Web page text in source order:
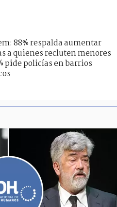
88% respalda aumentar
a quienes recluten menores
pide policías en barrios